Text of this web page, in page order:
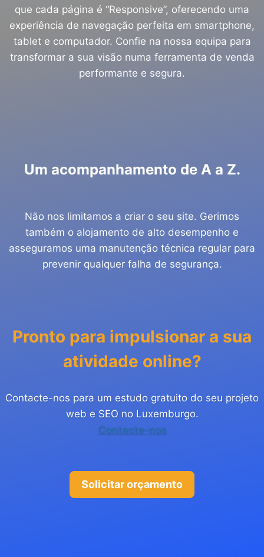
que cada página é “Responsive”, oferecendo uma
experiência de navegação perfeita em smartphone,
tablet e computador. Confie na nossa equipa para
transformar a sua visão numa ferramenta de venda
performante e segura.
Um acompanhamento de A a Z.
Não nos limitamos a criar o seu site. Gerimos
também o alojamento de alto desempenho e
asseguramos uma manutenção técnica regular para
prevenir qualquer falha de segurança.
Pronto para impulsionar a sua
atividade online?
Contacte-nos para um estudo gratuito do seu projeto
web e SEO no Luxemburgo.
Contacte-nos
Solicitar orçamento